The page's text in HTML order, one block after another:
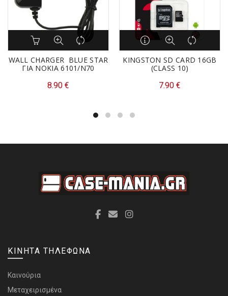
WALL CHARGER BLUE STAR
ΓΙΑ NOKIA 6101/N70
8.90 €
KINGSTON SD CARD 16GB
(CLASS 10)
7.90 €
ΚΙΝΗΤΑ ΤΗΛΕΦΩΝΑ
Καινούρια
Μεταχειρισμένα